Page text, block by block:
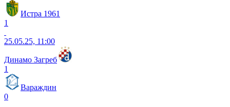
Истра 1961
1
25.05.25, 11:00
Динамо Загреб
1
Вараждин
0